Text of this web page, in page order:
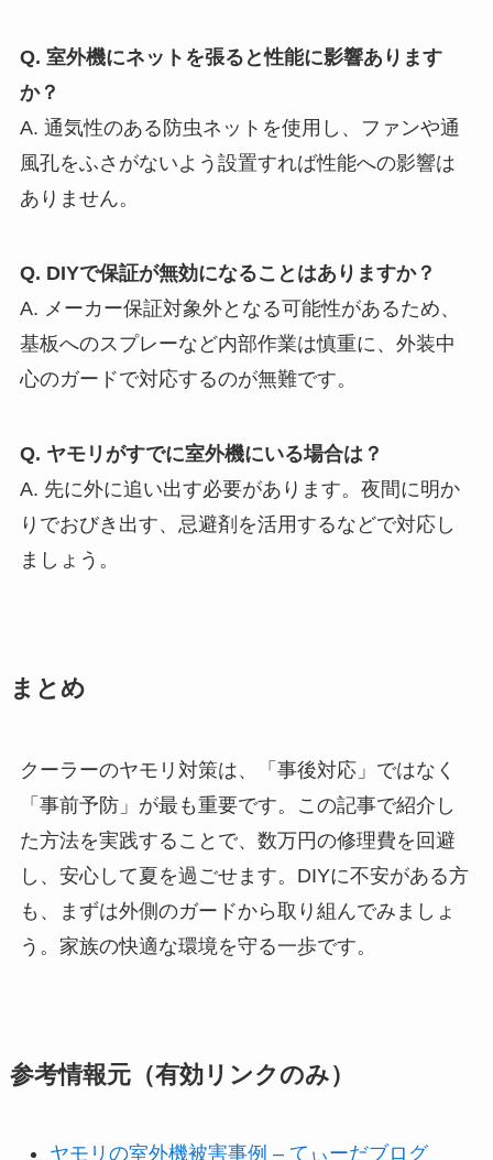
Q. 室外機にネットを張ると性能に影響あります
か？
A. 通気性のある防虫ネットを使用し、ファンや通
風孔をふさがないよう設置すれば性能への影響は
ありません。
Q. DIYで保証が無効になることはありますか？
A. メーカー保証対象外となる可能性があるため、
基板へのスプレーなど内部作業は慎重に、外装中
心のガードで対応するのが無難です。
Q. ヤモリがすでに室外機にいる場合は？
A. 先に外に追い出す必要があります。夜間に明か
りでおびき出す、忌避剤を活用するなどで対応し
ましょう。
まとめ
クーラーのヤモリ対策は、「事後対応」ではなく
「事前予防」が最も重要です。この記事で紹介し
た方法を実践することで、数万円の修理費を回避
し、安心して夏を過ごせます。DIYに不安がある方
も、まずは外側のガードから取り組んでみましょ
う。家族の快適な環境を守る一歩です。
参考情報元（有効リンクのみ）
ヤモリの室外機被害事例 – てぃーだブログ